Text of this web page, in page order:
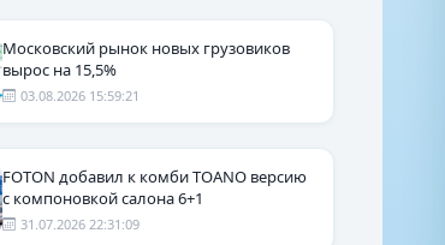
Московский рынок новых грузовиков
вырос на 15,5%
03.08.2026 15:59:21
FOTON добавил к комби TOANO версию
с компоновкой салона 6+1
31.07.2026 22:31:09